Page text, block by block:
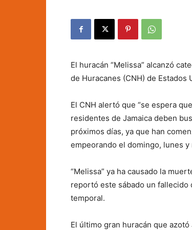
El huracán “Melissa” alcanzó
de Huracanes (CNH) de Estados
El CNH alertó que “se espera
residentes de Jamaica deben
próximos días, ya que han
empeorando el domingo, lunes y
“Melissa” ya ha causado la
reportó este sábado un fallecido
temporal.
El último gran huracán que